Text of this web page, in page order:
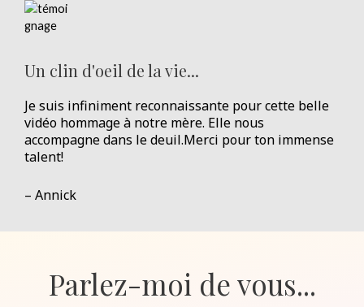
Un clin d'oeil de la vie...
Je suis infiniment reconnaissante pour cette belle
vidéo hommage à notre mère. Elle nous
accompagne dans le deuil.Merci pour ton immense
talent!
– Annick
Parlez-moi de vous...